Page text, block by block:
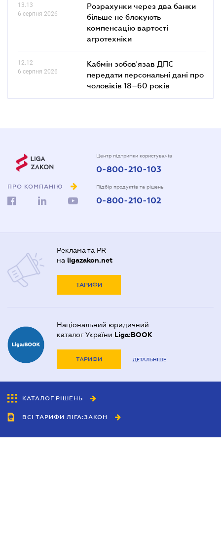
13.13
6 серпня 2026
Розрахунки через два банки
більше не блокують
компенсацію вартості
агротехніки
12.12
6 серпня 2026
Кабмін зобов'язав ДПС
передати персональні дані про
чоловіків 18–60 років
ПРО КОМПАНІЮ
Центр підтримки користувачів
0-800-210-103
Підбір продуктів та рішень
0-800-210-102
Реклама та PR
на ligazakon.net
ТАРИФИ
Національний юридичний
каталог України Liga:BOOK
ТАРИФИ ДЕТАЛЬНІШЕ
КАТАЛОГ РІШЕНЬ
ВСІ ТАРИФИ ЛІГА:ЗАКОН